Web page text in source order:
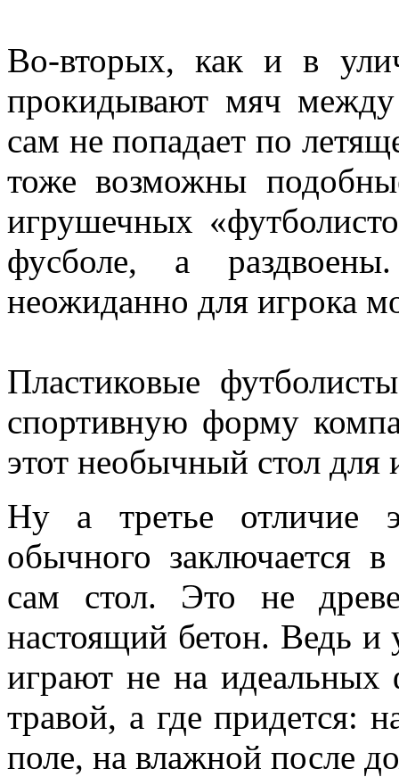
Во-вторых, как и в
прокидывают мяч
сам не попадает по
тоже возможны
игрушечных
фусболе, а
неожиданно для игрока
Пластиковые
спортивную форму
этот необычный стол
Ну а третье отличие
обычного заключается
сам стол. Это не
настоящий бетон. Ведь и
играют не на
травой, а где придется:
поле, на влажной после